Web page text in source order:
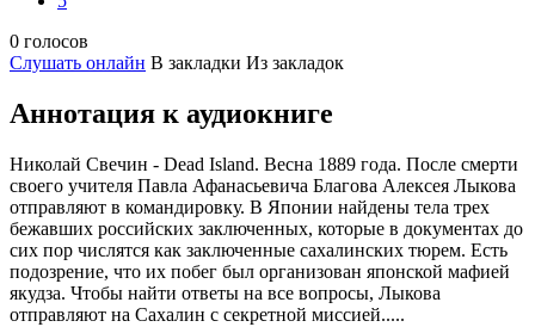
0 голосов
Слушать онлайн В закладки Из закладок
Аннотация к аудиокниге
Николай Свечин - Dead Island. Весна 1889 года. После смерти
своего учителя Павла Афанасьевича Благова Алексея Лыкова
отправляют в командировку. В Японии найдены тела трех
бежавших российских заключенных, которые в документах до
сих пор числятся как заключенные сахалинских тюрем. Есть
подозрение, что их побег был организован японской мафией
якудза. Чтобы найти ответы на все вопросы, Лыкова
отправляют на Сахалин с секретной миссией.....